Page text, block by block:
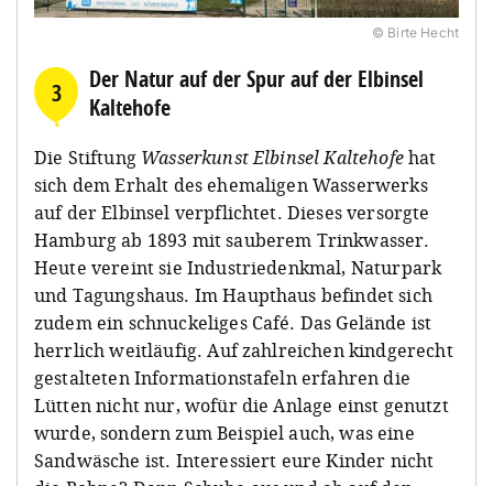
© Birte Hecht
3
Der Natur auf der Spur auf der Elbinsel
Kaltehofe
Die Stiftung Wasserkunst Elbinsel Kaltehofehat
sich dem Erhalt des ehemaligen Wasserwerks
auf der Elbinsel verpflichtet. Dieses versorgte
Hamburg ab 1893 mit sauberem Trinkwasser.
Heute vereint sie Industriedenkmal, Naturpark
und Tagungshaus. Im Haupthaus befindet sich
zudem ein schnuckeliges Café. Das Gelände ist
herrlich weitläufig. Auf zahlreichen kindgerecht
gestalteten Informationstafeln erfahren die
Lütten nicht nur, wofür die Anlage einst genutzt
wurde, sondern zum Beispiel auch, was eine
Sandwäsche ist. Interessiert eure Kinder nicht